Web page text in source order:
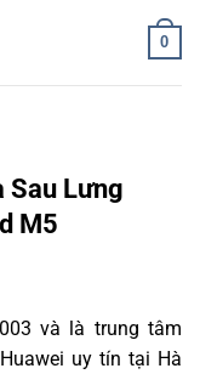
0
Sau Lưng
M5
và là trung tâm
uy tín tại Hà